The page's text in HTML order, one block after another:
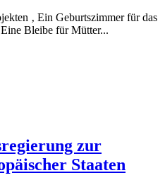
‚ Ein Geburtszimmer für das
Bleibe für Mütter...
zur
Staaten